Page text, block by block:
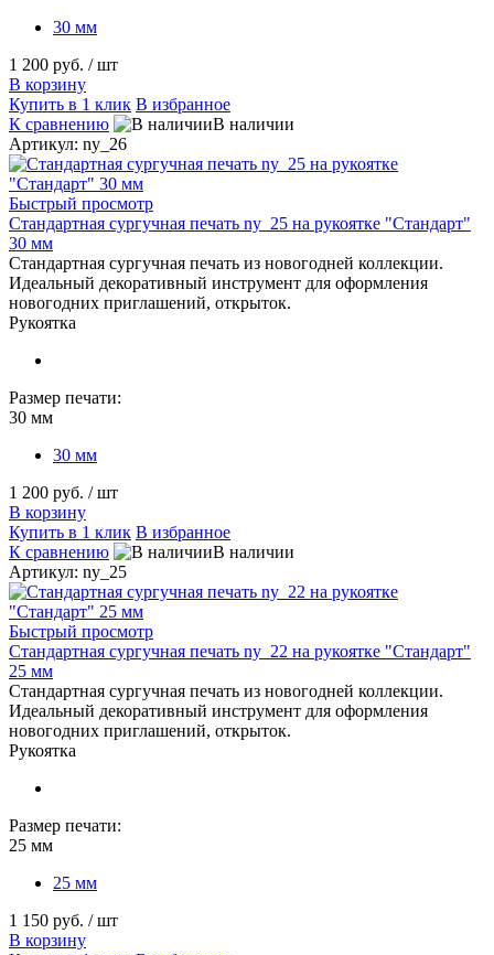
30 мм
1 200 руб. / шт
В корзину
Купить в 1 клик В избранное
К сравнению
В наличии
Артикул: ny_26
Быстрый просмотр
Стандартная сургучная печать ny_25 на рукоятке "Стандарт"
30 мм
Стандартная сургучная печать из новогодней коллекции.
Идеальный декоративный инструмент для оформления
новогодних приглашений, открыток.
Рукоятка
Размер печати:
30 мм
30 мм
1 200 руб. / шт
В корзину
Купить в 1 клик В избранное
К сравнению
В наличии
Артикул: ny_25
Быстрый просмотр
Стандартная сургучная печать ny_22 на рукоятке "Стандарт"
25 мм
Стандартная сургучная печать из новогодней коллекции.
Идеальный декоративный инструмент для оформления
новогодних приглашений, открыток.
Рукоятка
Размер печати:
25 мм
25 мм
1 150 руб. / шт
В корзину